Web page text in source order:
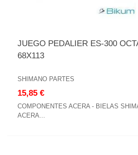
JUEGO PEDALIER ES-300
68X113
SHIMANO PARTES
15,85 €
COMPONENTES ACERA - BIELAS
ACERA...